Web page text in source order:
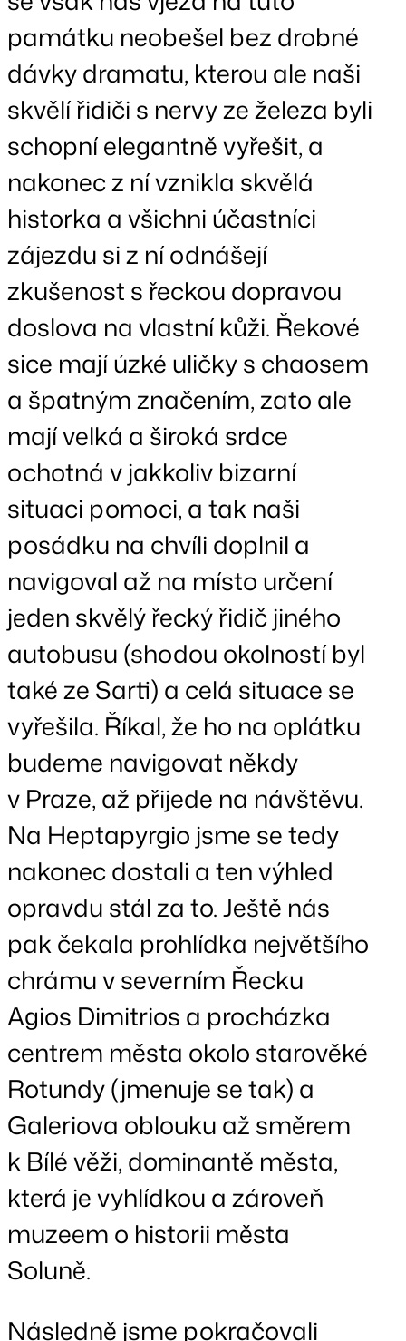
památku neobešel bez drobné
dávky dramatu, kterou ale naši
skvělí řidiči s nervy ze železa byli
schopní elegantně vyřešit, a
nakonec z ní vznikla skvělá
historka a všichni účastníci
zájezdu si z ní odnášejí
zkušenost s řeckou dopravou
doslova na vlastní kůži. Řekové
sice mají úzké uličky s chaosem
a špatným značením, zato ale
mají velká a široká srdce
ochotná v jakkoliv bizarní
situaci pomoci, a tak naši
posádku na chvíli doplnil a
navigoval až na místo určení
jeden skvělý řecký řidič jiného
autobusu (shodou okolností byl
také ze Sarti) a celá situace se
vyřešila. Říkal, že ho na oplátku
budeme navigovat někdy
v Praze, až přijede na návštěvu.
Na Heptapyrgio jsme se tedy
nakonec dostali a ten výhled
opravdu stál za to. Ještě nás
pak čekala prohlídka největšího
chrámu v severním Řecku
Agios Dimitrios a procházka
centrem města okolo starověké
Rotundy (jmenuje se tak) a
Galeriova oblouku až směrem
k Bílé věži, dominantě města,
která je vyhlídkou a zároveň
muzeem o historii města
Soluně.
Následně jsme pokračovali